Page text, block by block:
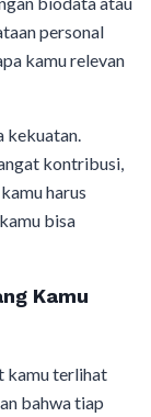
personal
kamu relevan
kekuatan.
kontribusi,
harus
bisa
Kamu
kamu terlihat
bahwa tiap